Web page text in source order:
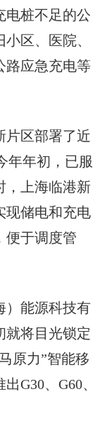
电桩不足的公
区、医院、
路应急充电等
片区部署了近
年年初，已服
，上海临港新
现储电和充电
便于调度管
）能源科技有
就将目光锁定
原力”智能移
G30、G60、